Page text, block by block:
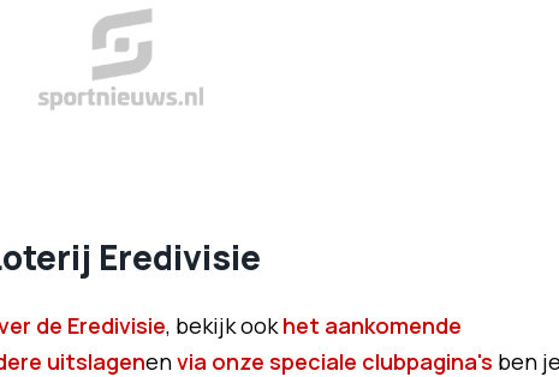
Eredivisie
de Eredivisie, bekijk ookhet aankomende
uitslagenenvia onze speciale clubpagina's ben